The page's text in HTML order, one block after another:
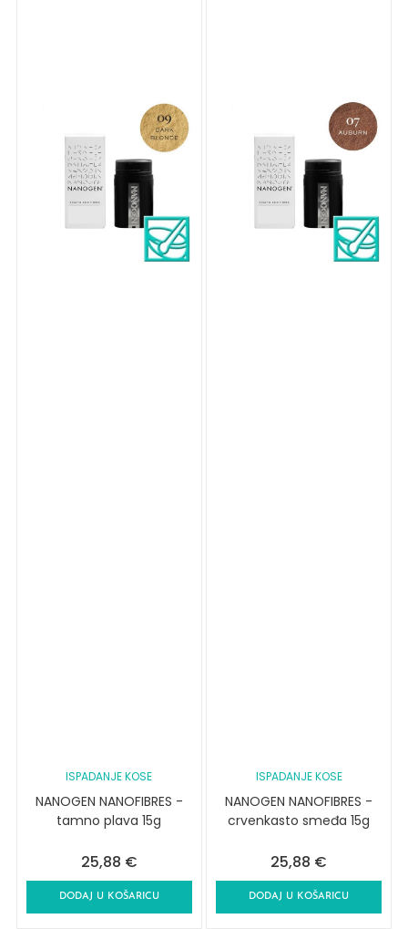
ISPADANJE KOSE
NANOGEN NANOFIBRES -
tamno plava 15g
25,88 €
DODAJ U KOŠARICU
ISPADANJE KOSE
NANOGEN NANOFIBRES -
crvenkasto smeđa 15g
25,88 €
DODAJ U KOŠARICU